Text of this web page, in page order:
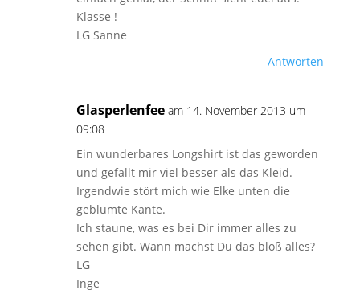
Klasse !
LG Sanne
Antworten
Glasperlenfee am 14. November 2013 um
09:08
Ein wunderbares Longshirt ist das geworden
und gefällt mir viel besser als das Kleid.
Irgendwie stört mich wie Elke unten die
geblümte Kante.
Ich staune, was es bei Dir immer alles zu
sehen gibt. Wann machst Du das bloß alles?
LG
Inge